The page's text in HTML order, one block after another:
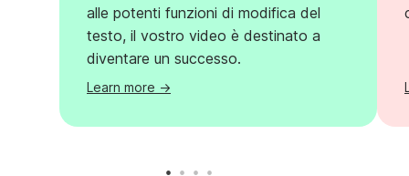
alle potenti funzioni di modifica del
testo, il vostro video è destinato a
diventare un successo.
Learn more ->